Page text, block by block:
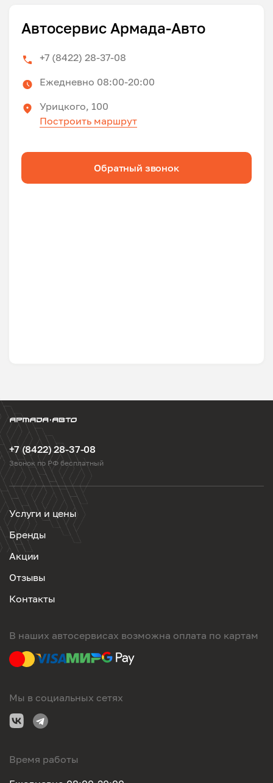
Автосервис Армада-Авто
+7 (8422) 28-37-08
Ежедневно 08:00-20:00
Урицкого, 100
Построить маршрут
Обратный звонок
+7 (8422) 28-37-08
Звонок по РФ бесплатный
Услуги и цены
Бренды
Акции
Отзывы
Контакты
В наших автосервисах возможна оплата по картам
Мы в социальных сетях
Время работы